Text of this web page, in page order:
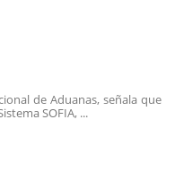
de Aduanas, señala que
SOFIA, ...